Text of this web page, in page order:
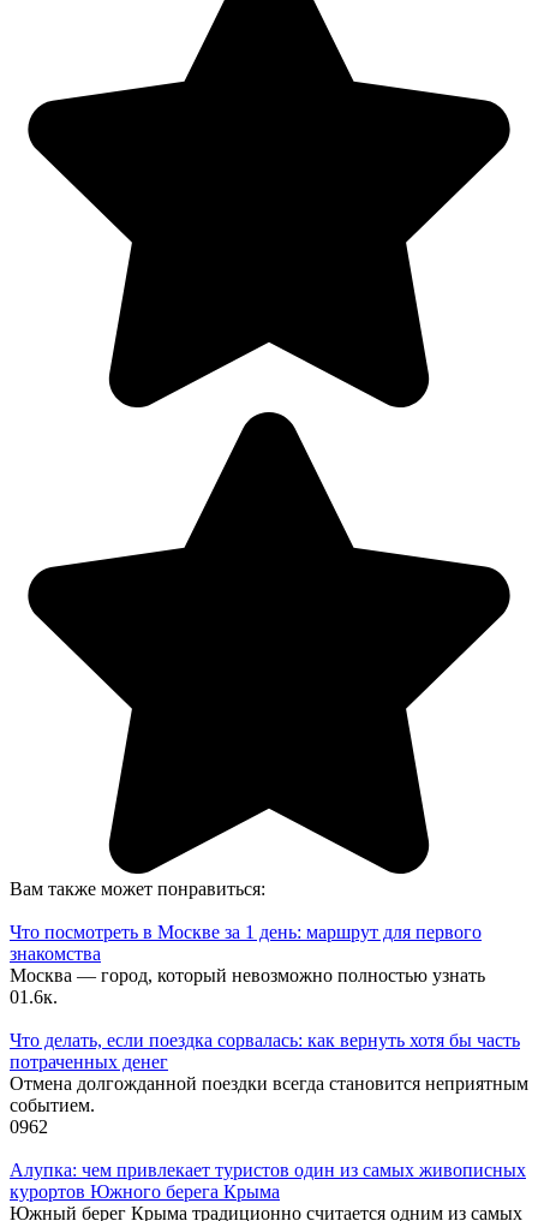
Вам также может понравиться:
Что посмотреть в Москве за 1 день: маршрут для первого
знакомства
Москва — город, который невозможно полностью узнать
01.6к.
Что делать, если поездка сорвалась: как вернуть хотя бы часть
потраченных денег
Отмена долгожданной поездки всегда становится неприятным
событием.
0962
Алупка: чем привлекает туристов один из самых живописных
курортов Южного берега Крыма
Южный берег Крыма традиционно считается одним из самых